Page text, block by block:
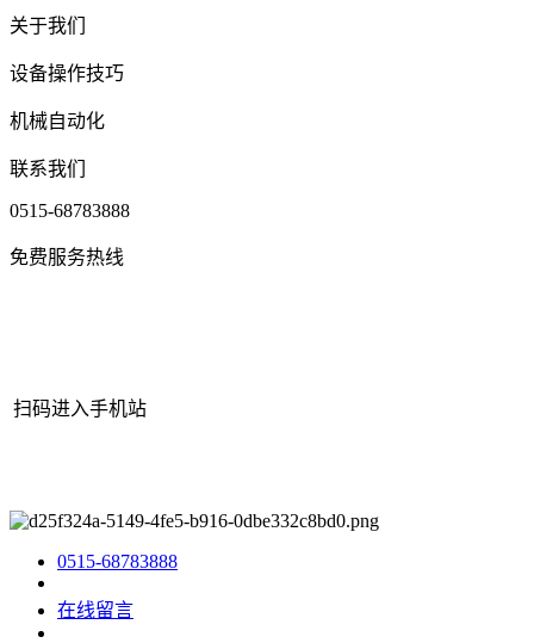
关于我们
设备操作技巧
机械自动化
联系我们
0515-68783888
免费服务热线
扫码进入手机站
0515-68783888
在线留言